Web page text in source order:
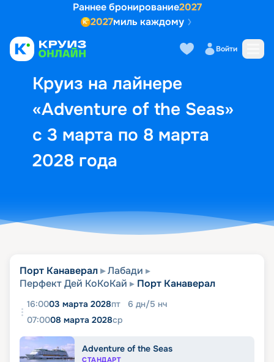
Раннее бронирование2027
2027миль каждому
Войти
Круиз на лайнере
«Adventure of the Seas»
с 3 марта по 8 марта
2028 года
Выбор кают Маршрут и
Порт Канаверал
Лабади
Перфект Дей КоКоКай
Порт Канаверал
16:0003 марта 2028пт 6 дн/5 нч
07:0008 марта 2028ср
Adventure of the Seas
СТАНДАРТ